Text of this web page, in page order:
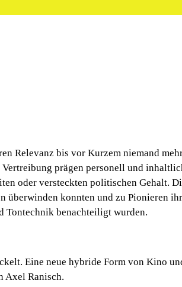
Relevanz bis vor Kurzem niemand
prägen personell und
oder versteckten politischen Gehalt.
konnten und zu Pionieren
Tontechnik benachteiligt wurden.
Eine neue hybride Form von Kino
Axel Ranisch.